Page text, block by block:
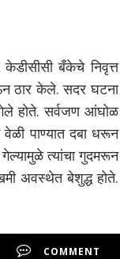
केडीसीसी बँकेचे निवृत्त
ठार केले. सदर घटना
गेले होते. सर्वजण आंघोळ
पाण्यात दबा धरून
त्यांचा गुदमरून
अवस्थेत बेशुद्ध होते.
COMMENT